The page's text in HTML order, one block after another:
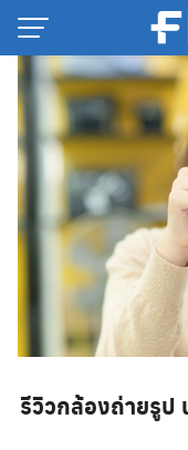
Skip
content
รีวิวกล้องถ่ายรูป